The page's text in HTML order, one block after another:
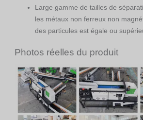
Large gamme de tailles de
les métaux non ferreux non
des particules est égale ou
Photos réelles du produit